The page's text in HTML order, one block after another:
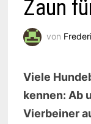
Zaun
von
Viele
kennen: Ab
Vierbeiner